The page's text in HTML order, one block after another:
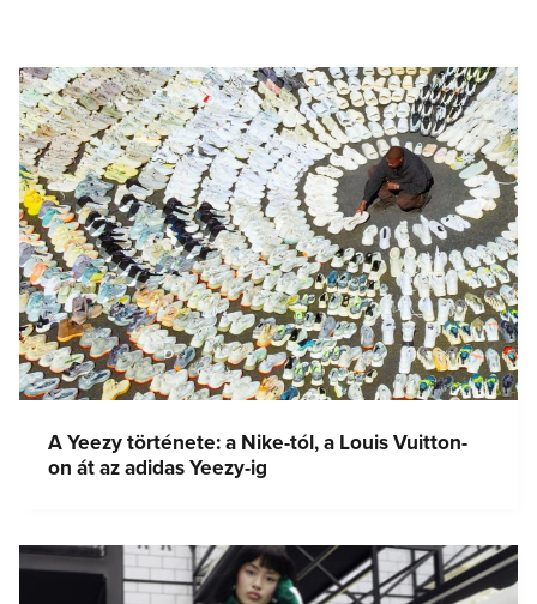
A Yeezy története: a Nike-tól, a Louis Vuitton-
on át az adidas Yeezy-ig